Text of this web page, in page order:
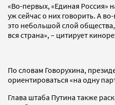
«Во-первых, «Единая Россия»
уж сейчас о них говорить. А
это небольшой слой
вся страна», – цитирует
По словам Говорухина,
ориентироваться «на одну
Глава штаба Путина также